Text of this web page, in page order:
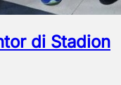
di Stadion